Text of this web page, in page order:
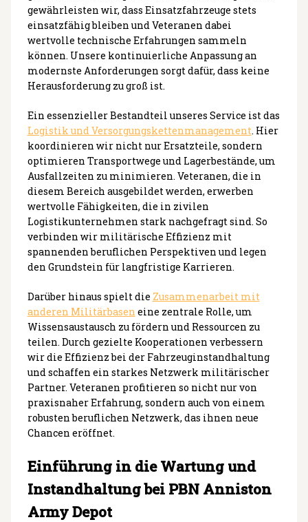
gewährleisten wir, dass Einsatzfahrzeuge stets
einsatzfähig bleiben und Veteranen dabei
wertvolle technische Erfahrungen sammeln
können. Unsere kontinuierliche Anpassung an
modernste Anforderungen sorgt dafür, dass keine
Herausforderung zu groß ist.
Ein essenzieller Bestandteil unseres Service ist das
Logistik und Versorgungskettenmanagement. Hier
koordinieren wir nicht nur Ersatzteile, sondern
optimieren Transportwege und Lagerbestände, um
Ausfallzeiten zu minimieren. Veteranen, die in
diesem Bereich ausgebildet werden, erwerben
wertvolle Fähigkeiten, die in zivilen
Logistikunternehmen stark nachgefragt sind. So
verbinden wir militärische Effizienz mit
spannenden beruflichen Perspektiven und legen
den Grundstein für langfristige Karrieren.
Darüber hinaus spielt die Zusammenarbeit mit
anderen Militärbasen eine zentrale Rolle, um
Wissensaustausch zu fördern und Ressourcen zu
teilen. Durch gezielte Kooperationen verbessern
wir die Effizienz bei der Fahrzeuginstandhaltung
und schaffen ein starkes Netzwerk militärischer
Partner. Veteranen profitieren so nicht nur von
praxisnaher Erfahrung, sondern auch von einem
robusten beruflichen Netzwerk, das ihnen neue
Chancen eröffnet.
Einführung in die Wartung und
Instandhaltung bei PBN Anniston
Army Depot